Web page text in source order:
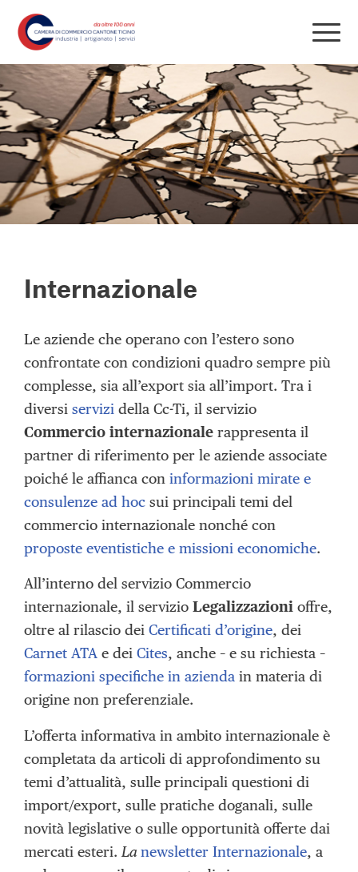
Internazionale
Le aziende che operano con l’estero sono
confrontate con condizioni quadro sempre più
complesse, sia all’export sia all’import. Tra i
diversi servizi della Cc-Ti, il servizio
Commercio internazionale rappresenta il
partner di riferimento per le aziende associate
poiché le affianca con informazioni mirate e
consulenze ad hoc sui principali temi del
commercio internazionale nonché con
proposte eventistiche e missioni economiche.
All’interno del servizio Commercio
internazionale, il servizio Legalizzazioni offre,
oltre al rilascio dei Certificati d’origine, dei
Carnet ATA e dei Cites, anche – e su richiesta –
formazioni specifiche in azienda in materia di
origine non preferenziale.
L’offerta informativa in ambito internazionale è
completata da articoli di approfondimento su
temi d’attualità, sulle principali questioni di
import/export, sulle pratiche doganali, sulle
novità legislative o sulle opportunità offerte dai
mercati esteri. La newsletter Internazionale, a